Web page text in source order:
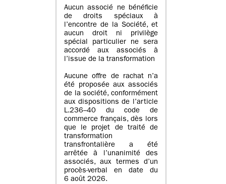
Aucun associé ne bénéficie
de droits spéciaux à
l’encontre de la Société, et
aucun droit ni privilège
spécial particulier ne sera
accordé aux associés à
l’issue de la transformation
Aucune offre de rachat n’a
été proposée aux associés
de la société, conformément
aux dispositions de l’article
L.236–40 du code de
commerce français, dès lors
que le projet de traité de
transformation
transfrontalière a été
arrêtée à l’unanimité des
associés, aux termes d’un
procès-verbal en date du
6 août 2026.